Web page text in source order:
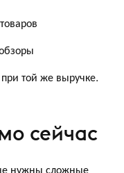
той же выручке.
сейчас
нужны сложные